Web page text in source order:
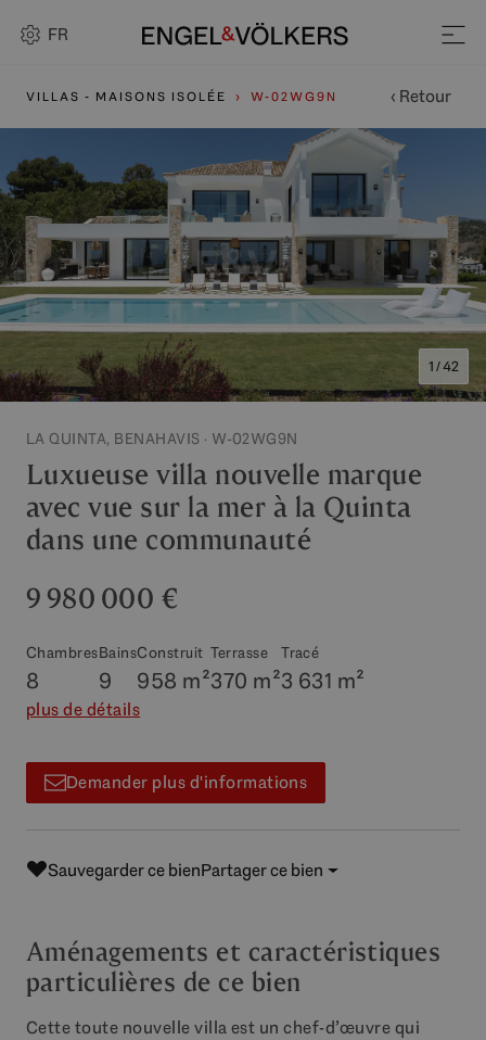
FR
VILLAS - MAISONS ISOLÉE W-02WG9N ‹ Retour
1 / 42
LA QUINTA, BENAHAVIS · W-02WG9N
Luxueuse villa nouvelle marque
avec vue sur la mer à la Quinta
dans une communauté
9 980 000 €
Chambres
8
Bains
9
Construit
958 m²
Terrasse
370 m²
Tracé
3 631 m²
plus de détails
Demander plus d'informations
Sauvegarder ce bienPartager ce bien
Aménagements et caractéristiques
particulières de ce bien
Cette toute nouvelle villa est un chef-d’œuvre qui